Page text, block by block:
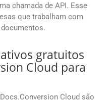
chamada de API. Esse
que trabalham com
gratuitos
Cloud para
Cloud são